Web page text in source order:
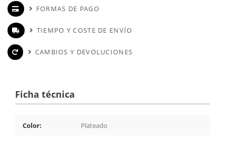
FORMAS DE PAGO
TIEMPO Y COSTE DE ENVÍO
CAMBIOS Y DEVOLUCIONES
Ficha técnica
Color: Plateado